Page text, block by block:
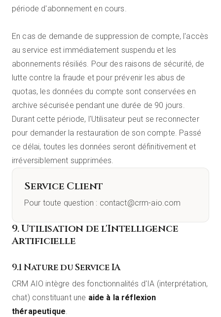
période d'abonnement en cours.
En cas de demande de suppression de compte, l'accès
au service est immédiatement suspendu et les
abonnements résiliés. Pour des raisons de sécurité, de
lutte contre la fraude et pour prévenir les abus de
quotas, les données du compte sont conservées en
archive sécurisée pendant une durée de 90 jours.
Durant cette période, l'Utilisateur peut se reconnecter
pour demander la restauration de son compte. Passé
ce délai, toutes les données seront définitivement et
irréversiblement supprimées.
Service Client
Pour toute question : contact@crm-aio.com
9. Utilisation de l'Intelligence
Artificielle
9.1 Nature du Service IA
CRM AIO intègre des fonctionnalités d'IA (interprétation,
chat) constituant une aide à la réflexion
thérapeutique.